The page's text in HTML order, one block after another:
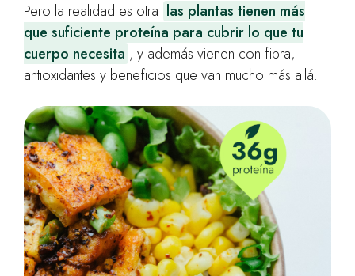
Pero la realidad es otra las plantas tienen más
que suficiente proteína para cubrir lo que tu
cuerpo necesita , y además vienen con fibra,
antioxidantes y beneficios que van mucho más allá.